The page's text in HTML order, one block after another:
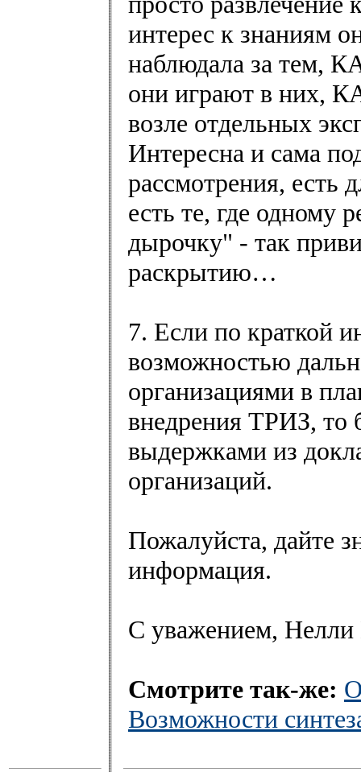
интерес к знаниям
наблюдала за тем,
они играют в них,
возле отдельных
Интересна и сама
рассмотрения, есть
есть те, где одному
дырочку" - так
раскрытию…
7. Если по краткой
возможностью
организациями в
внедрения ТРИЗ, то
выдержками из
организаций.
Пожалуйста, дайте
информация.
С уважением, Нелли
Смотрите так-же:
Возможности